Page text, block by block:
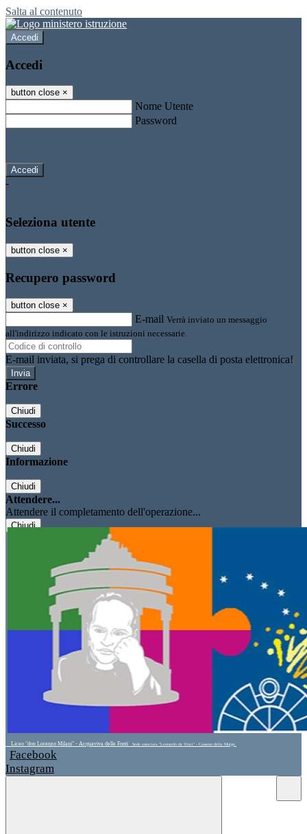
Salta al contenuto
Accedi
Accedi
button close ×
Nome Utente
Password
-
Seleziona utente
button close ×
Recupero password
button close ×
E-mail Verrà inviato un messaggio
all'indirizzo indicato con le istruzioni necessarie.
E-mail inviata, si prega di controllare la casella di posta elettronica!
Errore
Chiudi
Successo
Chiudi
Informazione
Chiudi
Attendere...
Attendere il completamento dell'operazione...
Chiudi
Liceo "don Lorenzo Milani" - Acquaviva delle Fonti Sede associata "Leonardo da Vinci" - Cassano delle Murge
Facebook
Instagram